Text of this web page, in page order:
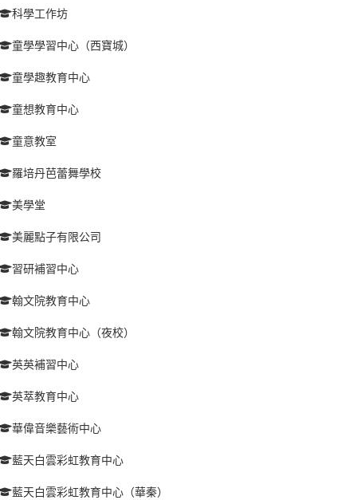
科學工作坊
童學學習中心（西寶城）
童學趣教育中心
童想教育中心
童意教室
羅培丹芭蕾舞學校
美學堂
美麗點子有限公司
習研補習中心
翰文院教育中心
翰文院教育中心（夜校）
英英補習中心
英萃教育中心
華偉音樂藝術中心
藍天白雲彩虹教育中心
藍天白雲彩虹教育中心（華秦）